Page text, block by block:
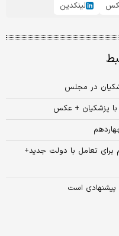
لینکدین
در مجلس
پزشکیان + عکس
تعامل با دولت جدید+
پیشنهادی است